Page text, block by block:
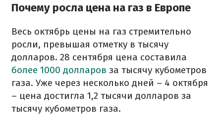
Почему росла цена на газ в Европе
Весь октябрь цены на газ стремительно
росли, превышая отметку в тысячу
долларов. 28 сентября цена составила
более 1000 долларов за тысячу кубометров
газа. Уже через несколько дней – 4 октября
– цена достигла 1,2 тысячи долларов за
тысячу кубометров газа.